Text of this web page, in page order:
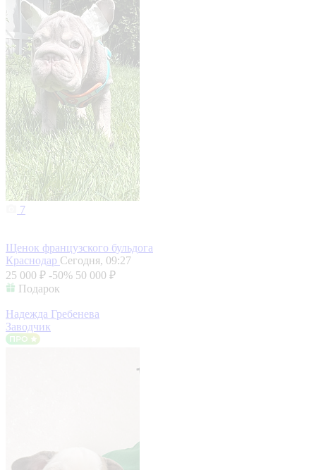
7
Щенок французского бульдога
Краснодар Сегодня, 09:27
25 000 ₽ -50% 50 000 ₽
Подарок
Надежда Гребенева
Заводчик